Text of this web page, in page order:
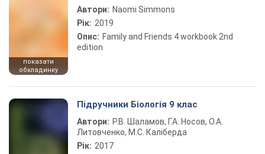
показати
обкладинку
Автори: Naomi Simmons
Рік: 2019
Опис: Family and Friends 4 workbook 2nd
edition
Підручники Біологія 9 клас
Автори: Р.В. Шаламов, Г.А. Носов, О.А.
Литовченко, М.С. Каліберда
Рік: 2017